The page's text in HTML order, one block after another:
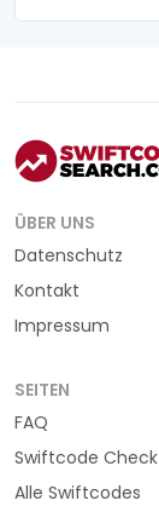
ÜBER UNS
Datenschutz
Kontakt
Impressum
SEITEN
FAQ
Swiftcode Check
Alle Swiftcodes